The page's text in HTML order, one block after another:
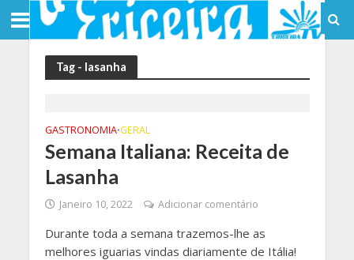
Tag - lasanha
GASTRONOMIA•GERAL
Semana Italiana: Receita de
Lasanha
Janeiro 10, 2022 Adicionar comentário
Durante toda a semana trazemos-lhe as
melhores iguarias vindas diariamente de Itália!